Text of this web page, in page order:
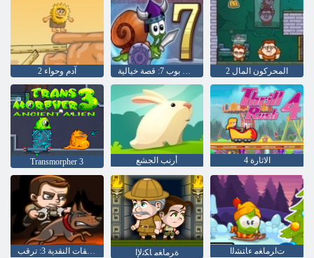
آدم وحواء 2 الحلزون بوب 7: قصة خيالية المحركون المال 2
Transmorpher 3 أرنب الجشع الاثارة 4
التدفقات النقدية 3: ترقب ﺓﺮﻣﺎﻐﻣ ﺎﻜﻧﻹ ﺍ ﺕﺍﺮﻣﺎﻐﻣ ءﺎﺘﺸﻟﺍ